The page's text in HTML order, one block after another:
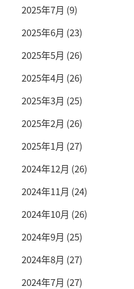
2025年7月 (9)
2025年6月 (23)
2025年5月 (26)
2025年4月 (26)
2025年3月 (25)
2025年2月 (26)
2025年1月 (27)
2024年12月 (26)
2024年11月 (24)
2024年10月 (26)
2024年9月 (25)
2024年8月 (27)
2024年7月 (27)